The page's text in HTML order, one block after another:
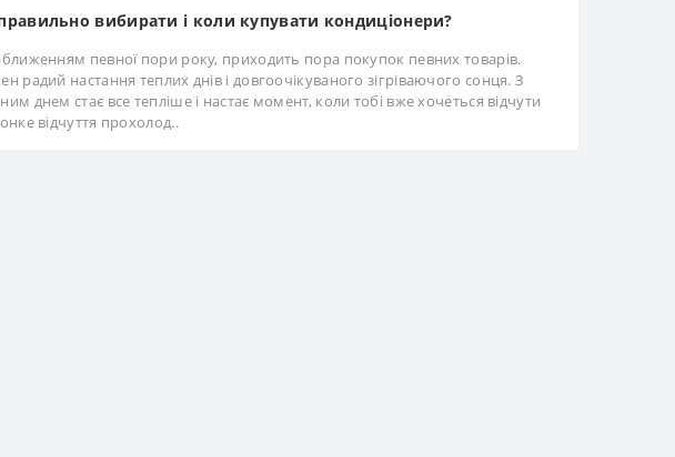
вибирати і коли купувати кондиціонери?
певної пори року, приходить пора покупок певних товарів.
радий настання теплих днів і довгоочікуваного зігріваючого сонця. З
днем ​​стає все тепліше і настає момент, коли тобі вже хочеться відчути
відчуття прохолод..